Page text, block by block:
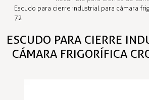
Escudo para cierre industrial para cámara
72
ESCUDO PARA CIERRE
CÁMARA FRIGORÍFICA